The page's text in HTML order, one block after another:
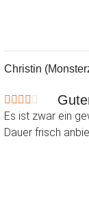
Christin
Es ist zwar ein
Dauer frisch